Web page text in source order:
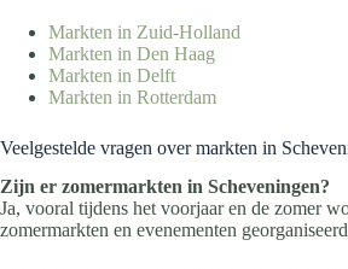
Markten in Zuid-Holland
Markten in Den Haag
Markten in Delft
Markten in Rotterdam
Veelgestelde vragen over markten in
Zijn er zomermarkten in Scheveningen?
Ja, vooral tijdens het voorjaar en de zomer
zomermarkten en evenementen